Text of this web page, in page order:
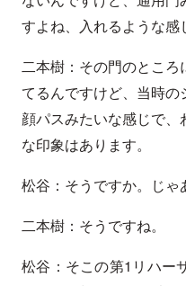
すよね、入れるような感
二本樹：その門のところ
てるんですけど、当時
顔パスみたいな感じで、
な印象はあります。
松谷：そうですか。じゃ
二本樹：そうですね。
松谷：そこの第1リハー